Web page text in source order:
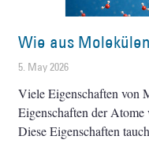
Wie aus
5. May 2026
Viele Eigenschaften von
Eigenschaften der Atome
Diese Eigenschaften